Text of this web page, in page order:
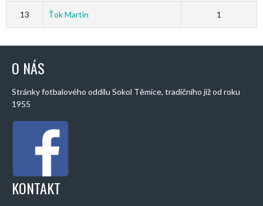
13 Ťok Martin 1
O NÁS
Stránky fotbalového oddílu Sokol Těmice, tradičního již od roku
1955
KONTAKT